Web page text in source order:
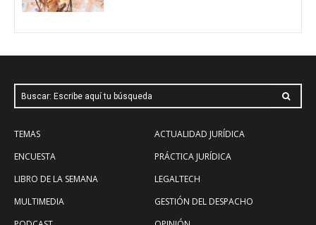
Buscar: Escribe aquí tu búsqueda
TEMAS
ENCUESTA
LIBRO DE LA SEMANA
MULTIMEDIA
ACTUALIDAD JURÍDICA
PRÁCTICA JURÍDICA
LEGALTECH
GESTIÓN DEL DESPACHO